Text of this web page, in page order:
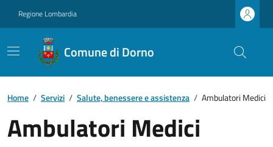
Regione Lombardia
Comune di Dorno
Home / Servizi / Salute, benessere e assistenza / Ambulatori Medici
Ambulatori Medici